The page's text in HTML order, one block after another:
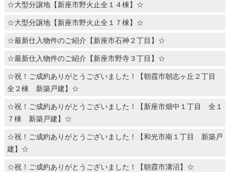
☆大型分譲地【新座市野火止全１４棟】☆
☆大型分譲地【新座市野火止全１７棟】☆
☆最新仕入物件のご紹介【新座市石神２丁目】☆
☆最新仕入物件のご紹介【新座市野寺３丁目】☆
☆祝！ご成約ありがとうございました！【朝霞市朝志ヶ丘２丁目
全２棟 新築戸建】☆
☆祝！ご成約ありがとうございました！【新座市畑中１丁目 全１
７棟 新築戸建】☆
☆祝！ご成約ありがとうございました！【和光市南１丁目 新築戸
建】☆
☆祝！ご成約ありがとうございました！【朝霞市溝沼】☆